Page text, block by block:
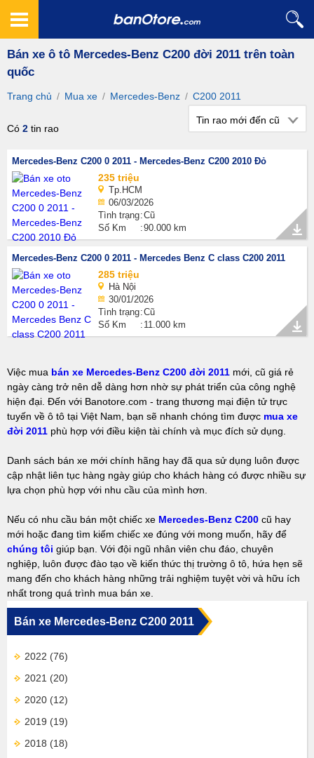
Bán xe ô tô Mercedes-Benz C200 đời 2011 trên toàn
quốc
Trang chủ / Mua xe / Mercedes-Benz / C200 2011
Có 2 tin rao
Tin rao mới đến cũ
Mercedes-Benz C200 0 2011 - Mercedes-Benz C200 2010 Đỏ
235 triệu
Tp.HCM
06/03/2026
Tình trạng Cũ
Số Km
90.000 km
Mercedes-Benz C200 0 2011 - Mercedes Benz C class C200 2011
285 triệu
Hà Nội
30/01/2026
Tình trạng Cũ
Số Km
11.000 km
Việc mua bán xe Mercedes-Benz C200 đời 2011 mới, cũ giá rẻ
ngày càng trở nên dễ dàng hơn nhờ sự phát triển của công nghệ
hiện đại. Đến với Banotore.com - trang thương mại điện tử trực
tuyến về ô tô tại Việt Nam, bạn sẽ nhanh chóng tìm được mua xe
đời 2011 phù hợp với điều kiện tài chính và mục đích sử dụng.
Danh sách bán xe mới chính hãng hay đã qua sử dụng luôn được
cập nhật liên tục hàng ngày giúp cho khách hàng có được nhiều sự
lựa chọn phù hợp với nhu cầu của mình hơn.
Nếu có nhu cầu bán một chiếc xe Mercedes-Benz C200 cũ hay
mới hoặc đang tìm kiếm chiếc xe đúng với mong muốn, hãy để
chúng tôi giúp bạn. Với đội ngũ nhân viên chu đáo, chuyên
nghiệp, luôn được đào tạo về kiến thức thị trường ô tô, hứa hẹn sẽ
mang đến cho khách hàng những trải nghiệm tuyệt vời và hữu ích
nhất trong quá trình mua bán xe.
Bán xe Mercedes-Benz C200 2011
2022 (76)
2021 (20)
2020 (12)
2019 (19)
2018 (18)